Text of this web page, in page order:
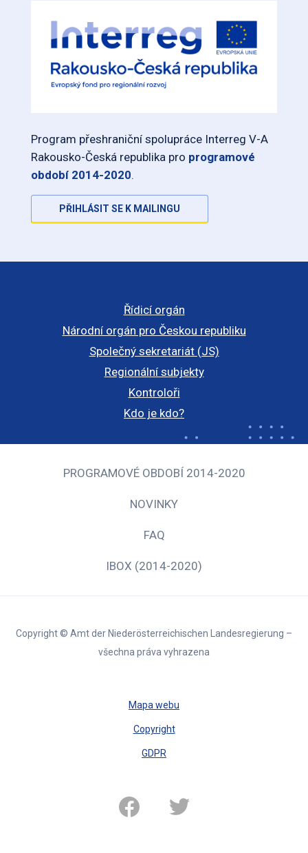
Program přeshraniční spolupráce Interreg V-A
Rakousko-Česká republika pro programové
období 2014-2020.
PŘIHLÁSIT SE K MAILINGU
Řídicí orgán
Národní orgán pro Českou republiku
Společný sekretariát (JS)
Regionální subjekty
Kontroloři
Kdo je kdo?
PROGRAMOVÉ OBDOBÍ 2014-2020
NOVINKY
FAQ
IBOX (2014-2020)
Copyright © Amt der Niederösterreichischen Landesregierung –
všechna práva vyhrazena
Mapa webu
Copyright
GDPR